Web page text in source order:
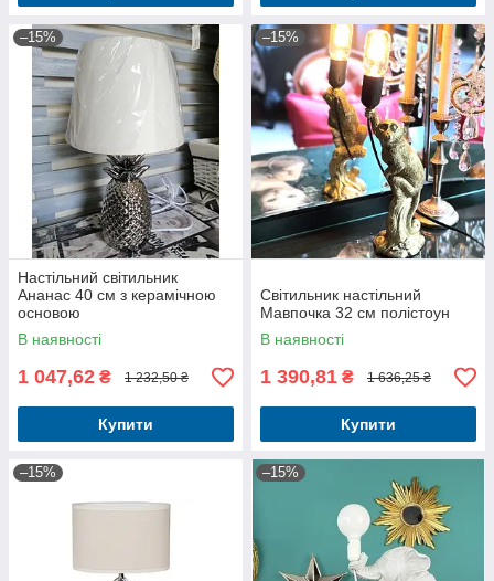
–15%
Настільний світильник
Ананас 40 см з керамічною
основою
В наявності
1 047,62 ₴ 1 232,50 ₴
Купити
–15%
Світильник настільний
Мавпочка 32 см полістоун
В наявності
1 390,81 ₴ 1 636,25 ₴
Купити
–15% –15%